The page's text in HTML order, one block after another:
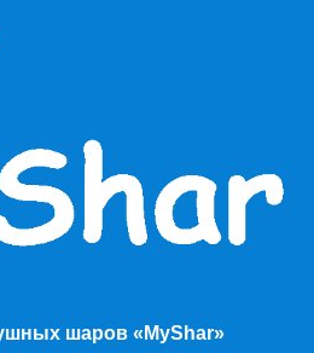
шаров «MyShar»